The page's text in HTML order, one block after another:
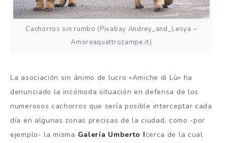
Cachorros sin rumbo (Pixabay Andrey_and_Lesya –
Amoreaquattrozampe.it)
La asociación sin ánimo de lucro «Amiche di Lù» ha
denunciado la incómoda situación en defensa de los
numerosos cachorros que sería posible interceptar cada
día en algunas zonas precisas de la ciudad, como -por
ejemplo- la misma Galería Umberto Icerca de la cual